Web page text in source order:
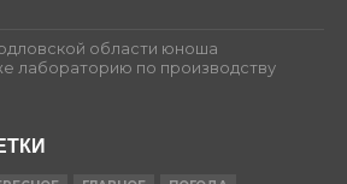
области юноша
лабораторию по производству